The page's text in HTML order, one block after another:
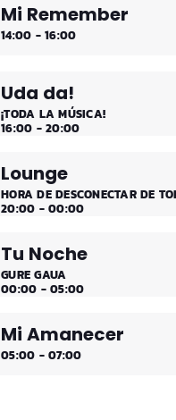
Mi Remember
14:00 - 16:00
Uda da!
¡TODA LA MÚSICA!
16:00 - 20:00
Lounge
HORA DE DESCONECTAR DE
20:00 - 00:00
Tu Noche
GURE GAUA
00:00 - 05:00
Mi Amanecer
05:00 - 07:00